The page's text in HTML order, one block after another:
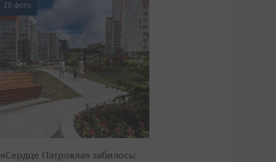
20 фото
«Сердце Патрокла» забилось: